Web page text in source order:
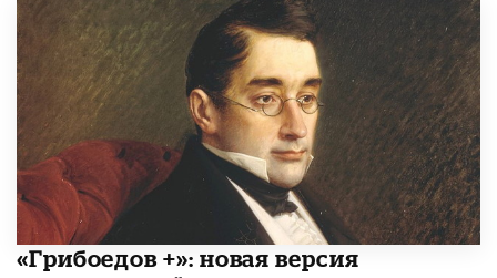
«Грибоедов +»: новая версия